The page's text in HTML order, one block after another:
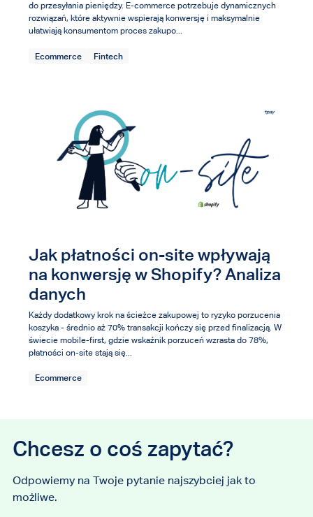
do przesyłania pieniędzy. E-commerce potrzebuje dynamicznych
rozwiązań, które aktywnie wspierają konwersję i maksymalnie
ułatwiają konsumentom proces zakupo...
Ecommerce Fintech
Jak płatności on-site wpływają
na konwersję w Shopify? Analiza
danych
Każdy dodatkowy krok na ścieżce zakupowej to ryzyko porzucenia
koszyka - średnio aż 70% transakcji kończy się przed finalizacją. W
świecie mobile-first, gdzie wskaźnik porzuceń wzrasta do 78%,
płatności on-site stają się...
Ecommerce
Chcesz o coś zapytać?
Odpowiemy na Twoje pytanie najszybciej jak to
możliwe.